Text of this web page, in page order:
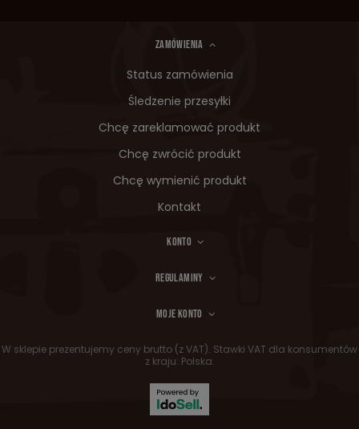
ZAMÓWIENIA
Status zamówienia
Śledzenie przesyłki
Chcę zareklamować produkt
Chcę zwrócić produkt
Chcę wymienić produkt
Kontakt
KONTO
REGULAMINY
MOJE KONTO
W sklepie prezentujemy ceny brutto (z VAT). Stawki VAT dla konsumentów
z kraju: Polska.